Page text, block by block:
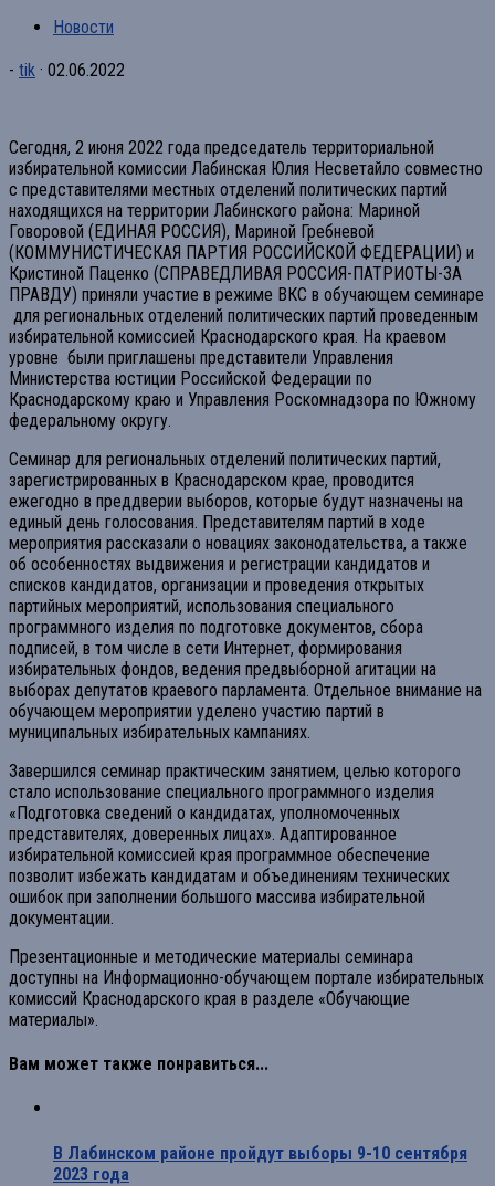
Новости
- tik · 02.06.2022
Сегодня, 2 июня 2022 года председатель территориальной
избирательной комиссии Лабинская Юлия Несветайло совместно
с представителями местных отделений политических партий
находящихся на территории Лабинского района: Мариной
Говоровой (ЕДИНАЯ РОССИЯ), Мариной Гребневой
(КОММУНИСТИЧЕСКАЯ ПАРТИЯ РОССИЙСКОЙ ФЕДЕРАЦИИ) и
Кристиной Паценко (СПРАВЕДЛИВАЯ РОССИЯ-ПАТРИОТЫ-ЗА
ПРАВДУ) приняли участие в режиме ВКС в обучающем семинаре
для региональных отделений политических партий проведенным
избирательной комиссией Краснодарского края. На краевом
уровне были приглашены представители Управления
Министерства юстиции Российской Федерации по
Краснодарскому краю и Управления Роскомнадзора по Южному
федеральному округу.
Семинар для региональных отделений политических партий,
зарегистрированных в Краснодарском крае, проводится
ежегодно в преддверии выборов, которые будут назначены на
единый день голосования. Представителям партий в ходе
мероприятия рассказали о новациях законодательства, а также
об особенностях выдвижения и регистрации кандидатов и
списков кандидатов, организации и проведения открытых
партийных мероприятий, использования специального
программного изделия по подготовке документов, сбора
подписей, в том числе в сети Интернет, формирования
избирательных фондов, ведения предвыборной агитации на
выборах депутатов краевого парламента. Отдельное внимание на
обучающем мероприятии уделено участию партий в
муниципальных избирательных кампаниях.
Завершился семинар практическим занятием, целью которого
стало использование специального программного изделия
«Подготовка сведений о кандидатах, уполномоченных
представителях, доверенных лицах». Адаптированное
избирательной комиссией края программное обеспечение
позволит избежать кандидатам и объединениям технических
ошибок при заполнении большого массива избирательной
документации.
Презентационные и методические материалы семинара
доступны на Информационно-обучающем портале избирательных
комиссий Краснодарского края в разделе «Обучающие
материалы».
Вам может также понравиться...
В Лабинском районе пройдут выборы 9-10 сентября
2023 года